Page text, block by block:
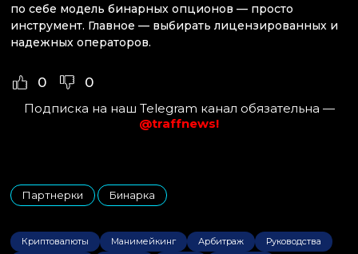
по себе модель бинарных опционов — просто
инструмент. Главное — выбирать лицензированных и
надежных операторов.
0 0
Подписка на наш Telegram канал обязательна —
@traffnews!
Партнерки
,
Бинарка
Криптовалюты Манимейкинг Арбитраж
Руководства